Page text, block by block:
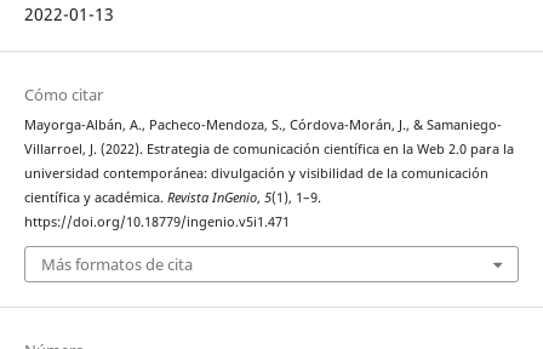
2022-01-13
Cómo citar
Mayorga-Albán, A., Pacheco-Mendoza, S., Córdova-Morán, J., & Samaniego-
Villarroel, J. (2022). Estrategia de comunicación científica en la Web 2.0 para la
universidad contemporánea: divulgación y visibilidad de la comunicación
científica y académica. Revista InGenio, 5(1), 1–9.
https://doi.org/10.18779/ingenio.v5i1.471
Más formatos de cita